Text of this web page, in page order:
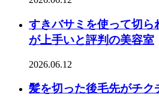
すきバサミを使って切ら
が上手いと評判の美容室
2026.06.12
髪を切った後毛先がチク